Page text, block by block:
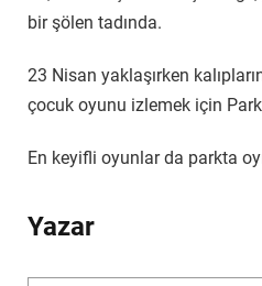
bir şölen tadında.
23 Nisan yaklaşırken
çocuk oyunu izlemek için
En keyifli oyunlar da parkta
Yazar